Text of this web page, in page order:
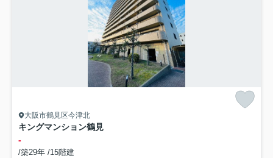
大阪市鶴見区今津北
キングマンション鶴見
-
/築29年 /15階建